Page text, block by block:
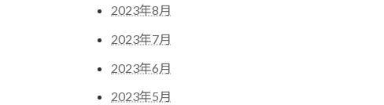
2023年8月
2023年7月
2023年6月
2023年5月